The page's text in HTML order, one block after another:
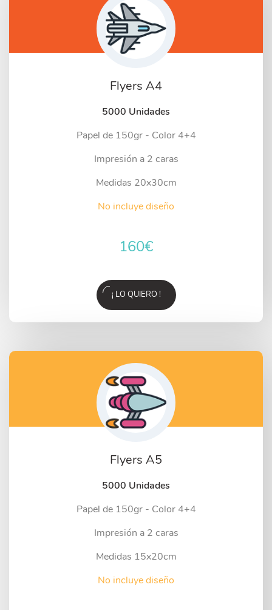
Flyers A4
5000 Unidades
Papel de 150gr - Color 4+4
Impresión a 2 caras
Medidas 20x30cm
No incluye diseño
160€
¡ LO QUIERO !
Flyers A5
5000 Unidades
Papel de 150gr - Color 4+4
Impresión a 2 caras
Medidas 15x20cm
No incluye diseño